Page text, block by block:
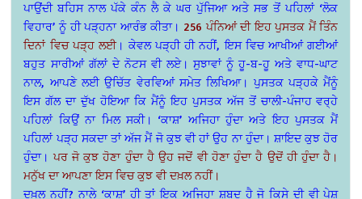
ਪਾਉਂਦੀ ਬਹਿਸ ਨਾਲ ਪੱਕੇ ਕੰਨ ਲੈ ਕੇ ਘਰ ਪੁੱਜਿਆ ਅਤੇ ਸਭ ਤੋਂ ਪਹਿਲਾਂ ‘ਲੋਕ
ਵਿਹਾਰ’ ਨੂੰ ਹੀ ਪੜ੍ਹਨਾ ਆਰੰਭ ਕੀਤਾ। 256 ਪੰਨਿਆਂ ਦੀ ਇਹ ਪੁਸਤਕ ਮੈਂ ਤਿੰਨ
ਦਿਨਾਂ ਵਿਚ ਪੜ੍ਹ ਲਈ। ਕੇਵਲ ਪੜ੍ਹੀ ਹੀ ਨਹੀਂ, ਇਸ ਵਿਚ ਆਖੀਆਂ ਗਈਆਂ
ਬਹੁਤ ਸਾਰੀਆਂ ਗੱਲਾਂ ਦੇ ਨੋਟਸ ਵੀ ਲਏ। ਸੁਝਾਵਾਂ ਨੂੰ ਹੂ-ਬ-ਹੂ ਅਤੇ ਵਾਧ-ਘਾਟ
ਨਾਲ, ਆਪਣੇ ਲਈ ਉਚਿੱਤ ਵੇਰਵਿਆਂ ਸਮੇਤ ਲਿਖਿਆ। ਪੁਸਤਕ ਪੜ੍ਹਕੇ ਮੈਂਨੂੰ
ਇਸ ਗੱਲ ਦਾ ਦੁੱਖ ਹੋਇਆ ਕਿ ਮੈਂਨੂੰ ਇਹ ਪੁਸਤਕ ਅੱਜ ਤੋਂ ਚਾਲੀ-ਪੰਜਾਹ ਵਰ੍ਹੇ
ਪਹਿਲਾਂ ਕਿਉਂ ਨਾ ਮਿਲ ਸਕੀ। ‘ਕਾਸ਼’ ਅਜਿਹਾ ਹੁੰਦਾ ਅਤੇ ਇਹ ਪੁਸਤਕ ਮੈਂ
ਪਹਿਲਾਂ ਪੜ੍ਹ ਸਕਦਾ ਤਾਂ ਅੱਜ ਮੈਂ ਜੋ ਕੁਝ ਵੀ ਹਾਂ ਉਹ ਨਾ ਹੁੰਦਾ। ਸ਼ਾਇਦ ਕੁਝ ਹੋਰ
ਹੁੰਦਾ।ਪਰ ਜੋ ਕੁਝ ਹੋਣਾ ਹੁੰਦਾ ਹੈ ਉਹ ਜਦੋਂ ਵੀ ਹੋਣਾ ਹੁੰਦਾ ਹੈ ਉਦੋਂ ਹੀ ਹੁੰਦਾ ਹੈ।
ਮਨੁੱਖ ਦਾ ਆਪਣਾ ਇਸ ਵਿਚ ਕੁਝ ਵੀ ਦਖ਼ਲ ਨਹੀਂ।
ਦਖ਼ਲ ਨਹੀਂ? ਨਾਲੇ ‘ਕਾਸ਼’ ਹੀ ਤਾਂ ਇਕ ਅਜਿਹਾ ਸ਼ਬਦ ਹੈ ਜੋ ਕਿਸੇ ਦੀ ਵੀ ਪੇਸ਼